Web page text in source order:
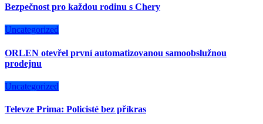
Bezpečnost pro každou rodinu s Chery
Uncategorized
ORLEN otevřel první automatizovanou samoobslužnou
prodejnu
Uncategorized
Televze Prima: Policisté bez příkras